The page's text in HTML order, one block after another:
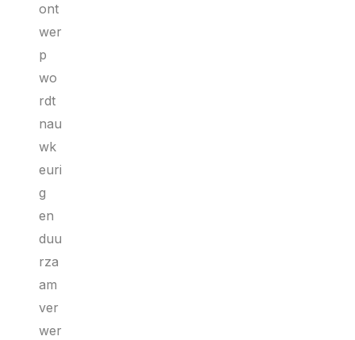
ont
wer
p
wo
rdt
nau
wk
euri
g
en
duu
rza
am
ver
wer